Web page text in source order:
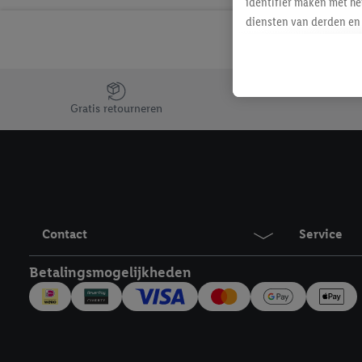
Jouw voordelen bij ons als Lidl webshop klant
Gratis retourneren
Contact Service
Betalingsmogelijkheden
diensten van derden
Als je hiervoor
eerder interesse hebt
maar het niet te
mailadres en met
Onder "Aanpassen"
Door te klikken op
technieken worden
inclusief over de
trekken, vind je in onze
over de cookies die